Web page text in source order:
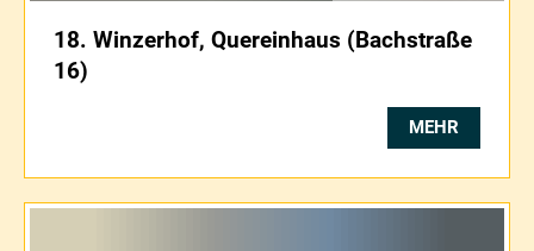
18. Winzerhof, Quereinhaus (Bachstraße
16)
MEHR